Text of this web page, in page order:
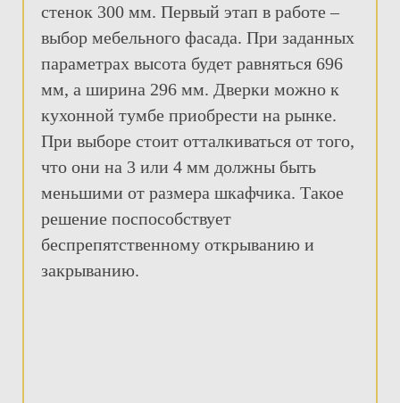
стенок 300 мм. Первый этап в работе –
выбор мебельного фасада. При заданных
параметрах высота будет равняться 696
мм, а ширина 296 мм. Дверки можно к
кухонной тумбе приобрести на рынке.
При выборе стоит отталкиваться от того,
что они на 3 или 4 мм должны быть
меньшими от размера шкафчика. Такое
решение поспособствует
беспрепятственному открыванию и
закрыванию.